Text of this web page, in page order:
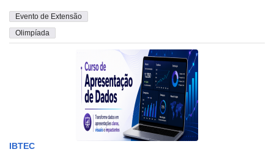
Evento de Extensão
Olimpíada
IBTEC